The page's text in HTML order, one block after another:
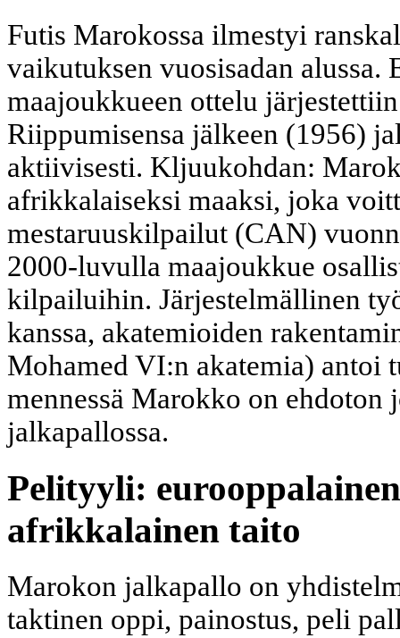
Futis Marokossa ilmestyi
vaikutuksen vuosisadan alussa.
maajoukkueen ottelu
Riippumisensa jälkeen (1956)
aktiivisesti. Kljuukohdan:
afrikkalaiseksi maaksi, joka
mestaruuskilpailut (CAN)
2000-luvulla maajoukkue
kilpailuihin. Järjestelmällinen
kanssa, akatemioiden
Mohamed VI:n akatemia) antoi
mennessä Marokko on ehdoton
jalkapallossa.
Pelityyli:
afrikkalainen taito
Marokon jalkapallo on
taktinen oppi, painostus, peli